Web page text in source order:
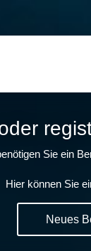
Sie ein
Hier können Sie
Neues